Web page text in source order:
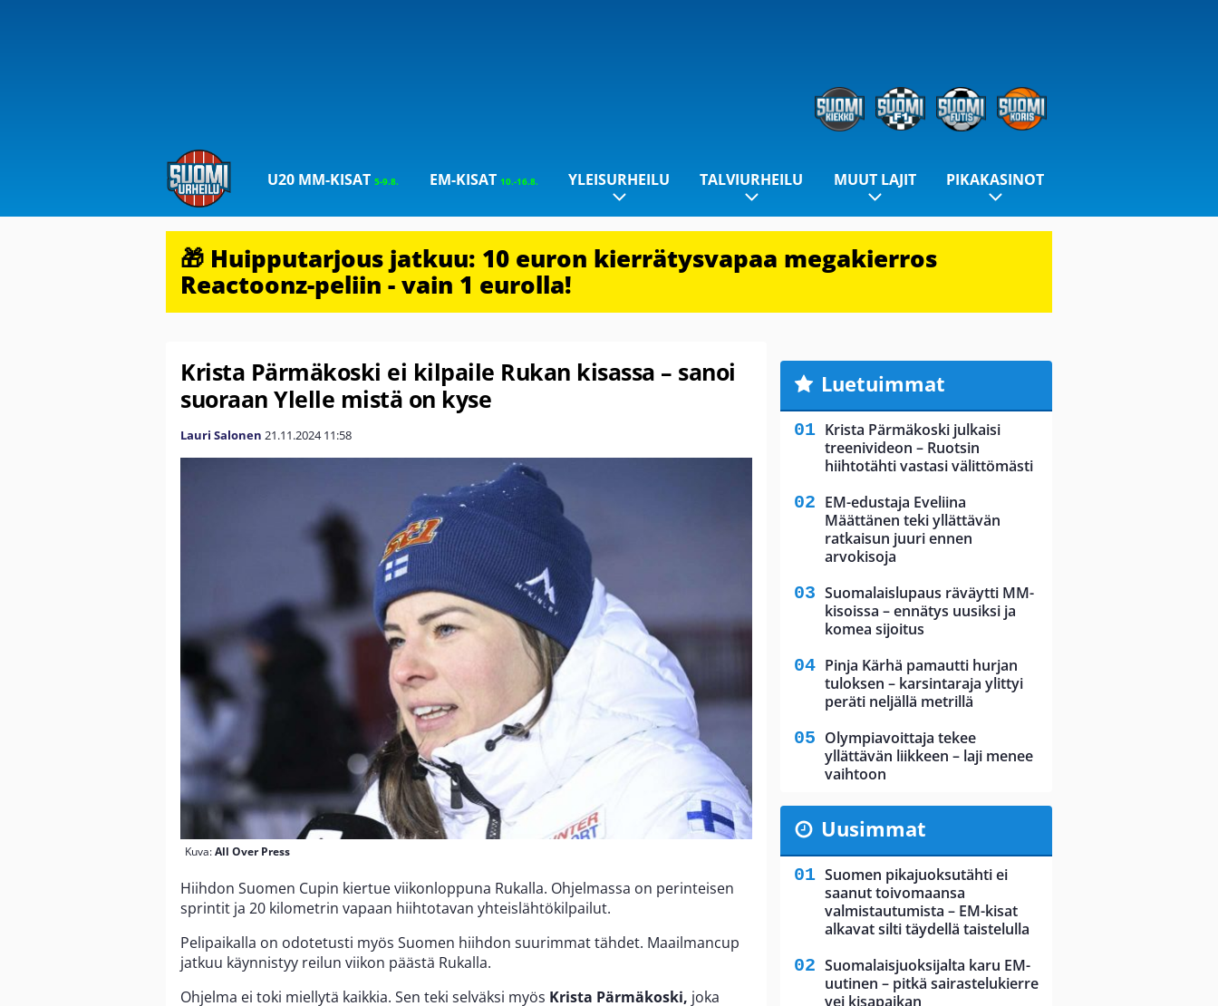
U20 MM-KISAT5-9.8. EM-KISAT 10.-16.8. YLEISURHEILU TALVIURHEILU MUUT LAJIT PIKAKASINOT
🎁 Huipputarjous jatkuu: 10 euron kierrätysvapaa megakierros
Reactoonz-peliin - vain 1 eurolla!
Krista Pärmäkoski ei kilpaile Rukan kisassa – sanoi
suoraan Ylelle mistä on kyse
Lauri Salonen 21.11.2024 11:58
Kuva:All Over Press
Hiihdon Suomen Cupin kiertue viikonloppuna Rukalla. Ohjelmassa on perinteisen
sprintit ja 20 kilometrin vapaan hiihtotavan yhteislähtökilpailut.
Pelipaikalla on odotetusti myös Suomen hiihdon suurimmat tähdet. Maailmancup
jatkuu käynnistyy reilun viikon päästä Rukalla.
Ohjelma ei toki miellytä kaikkia. Sen teki selväksi myös Krista Pärmäkoski, joka
Luetuimmat
Krista Pärmäkoski julkaisi
treenivideon – Ruotsin
hiihtotähti vastasi välittömästi
EM-edustaja Eveliina
Määttänen teki yllättävän
ratkaisun juuri ennen
arvokisoja
Suomalaislupaus räväytti MM-
kisoissa – ennätys uusiksi ja
komea sijoitus
Pinja Kärhä pamautti hurjan
tuloksen – karsintaraja ylittyi
peräti neljällä metrillä
Olympiavoittaja tekee
yllättävän liikkeen – laji menee
vaihtoon
Uusimmat
Suomen pikajuoksutähti ei
saanut toivomaansa
valmistautumista – EM-kisat
alkavat silti täydellä taistelulla
Suomalaisjuoksijalta karu EM-
uutinen – pitkä sairastelukierre
vei kisapaikan